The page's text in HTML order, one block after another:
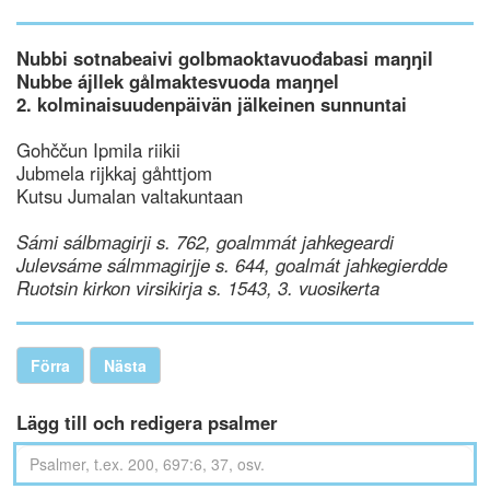
Nubbi sotnabeaivi golbmaoktavuođabasi maŋŋil
Nubbe ájllek gålmaktesvuoda maŋŋel
2. kolminaisuudenpäivän jälkeinen sunnuntai
Gohččun Ipmila riikii
Jubmela rijkkaj gåhttjom
Kutsu Jumalan valtakuntaan
Sámi sálbmagirji s. 762, goalmmát jahkegeardi
Julevsáme sálmmagirjje s. 644, goalmát jahkegierdde
Ruotsin kirkon virsikirja s. 1543, 3. vuosikerta
Förra Nästa
Lägg till och redigera psalmer